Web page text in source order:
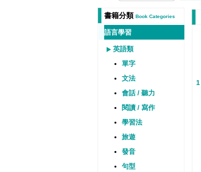
書籍分類 Book Categories
語言學習
英語類
單字
文法
會話 / 聽力
閱讀 / 寫作
學習法
旅遊
發音
句型
1